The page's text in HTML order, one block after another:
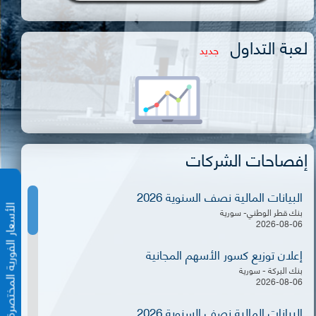
الأسعار
لعبة التداول جديد
إفصاحات الشركات
البيانات المالية نصف السنوية 2026
بنك قطر الوطني- سورية
2026-08-06
إعلان توزيع كسور الأسهم المجانية
بنك البركة - سورية
2026-08-06